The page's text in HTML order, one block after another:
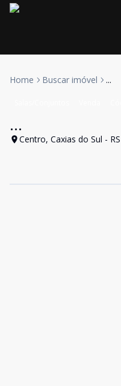
Home Buscar imóvel ...
...
Centro, Caxias do Sul - RS